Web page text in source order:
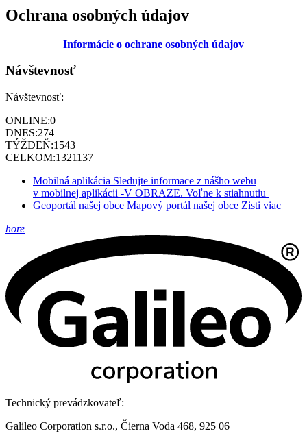
Ochrana osobných údajov
Informácie o ochrane osobných údajov
Návštevnosť
Návštevnosť:
ONLINE:0
DNES:274
TÝŽDEŇ:1543
CELKOM:1321137
Mobilná aplikácia Sledujte informace z nášho webu
v mobilnej aplikácii -V OBRAZE. Voľne k stiahnutiu
Geoportál našej obce Mapový portál našej obce Zisti viac
hore
Technický prevádzkovateľ:
Galileo Corporation s.r.o., Čierna Voda 468, 925 06